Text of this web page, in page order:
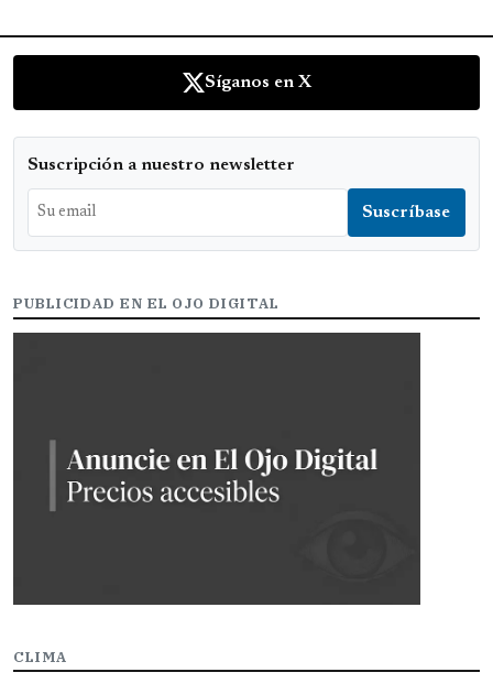
Síganos en X
Suscripción a nuestro newsletter
PUBLICIDAD EN EL OJO DIGITAL
CLIMA